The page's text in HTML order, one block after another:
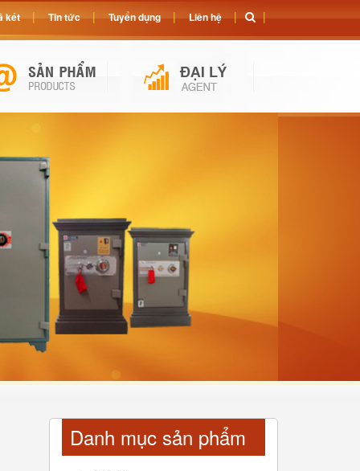
Danh mục sản phẩm
két Tin tức Tuyển dụng Liên hệ